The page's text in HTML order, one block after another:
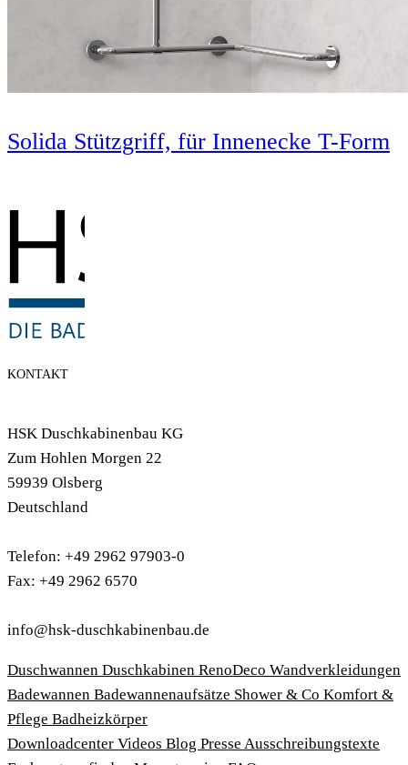
Solida Stützgriff, für Innenecke T-Form
KONTAKT
HSK Duschkabinenbau KG
Zum Hohlen Morgen 22
59939 Olsberg
Deutschland
Telefon: +49 2962 97903-0
Fax: +49 2962 6570
info@hsk-duschkabinenbau.de
Duschwannen Duschkabinen RenoDeco Wandverkleidungen
Badewannen Badewannenaufsätze Shower & Co Komfort &
Pflege Badheizkörper
Download­center Videos Blog Presse Ausschreibungstexte